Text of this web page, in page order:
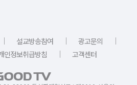
｜ 설교방송참여 ｜ 광고문의
｜
인정보취급방침 ｜ 고객센터